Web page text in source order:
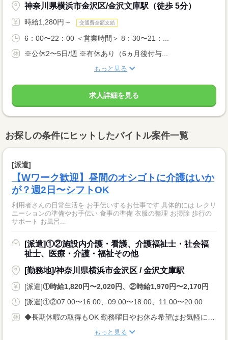
神奈川県横浜市金沢区/金沢文庫駅（徒歩 5分）
時給1,280円～ 交通費全額支給
6：00〜22：00 ＜営業時間＞ 8：30〜21：...
※公休2〜5日/週 ※有休あり（6ヵ月後付与...
もっと見る
求人詳細を見る
お探しの条件にヒットしたバイトル案件一覧
[派遣]
【Wワーク歓迎】昼間のオシゴトに介護はいか
が？週2日〜シフトOK
利用者さんの日常生活を お手伝いするお仕事です 具体的には レクリ
エーションの準備やお手伝い 食事の準備 衣服の整理 お掃除 歩行の
サポート お風呂...
[派遣]①②施設内介護・看護、介護福祉士・社会福
祉士、医療・介護・福祉その他
[勤務地]/神奈川県横浜市金沢区 / 金沢文庫駅
[派遣]①時給1,820円〜2,020円、②時給1,970円〜2,170円
[派遣]①②07:00〜16:00、09:00〜18:00、11:00〜20:00
もっと見る